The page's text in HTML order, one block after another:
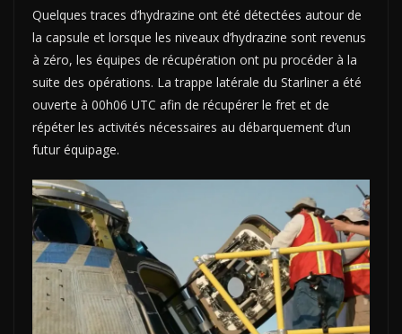
Quelques traces d’hydrazine ont été détectées autour de
la capsule et lorsque les niveaux d’hydrazine sont revenus
à zéro, les équipes de récupération ont pu procéder à la
suite des opérations. La trappe latérale du Starliner a été
ouverte à 00h06 UTC afin de récupérer le fret et de
répéter les activités nécessaires au débarquement d’un
futur équipage.